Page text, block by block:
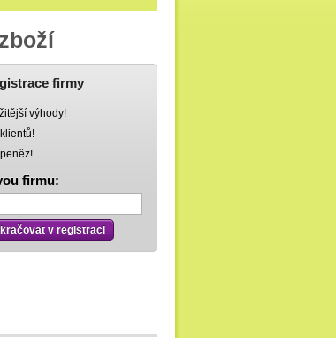
firmy
výhody!
firmu:
v registraci